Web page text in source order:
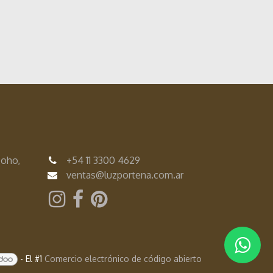
+5411 3300 4629
ventas@luzportena.com.ar
- El #1 Comercio electrónico de código abierto